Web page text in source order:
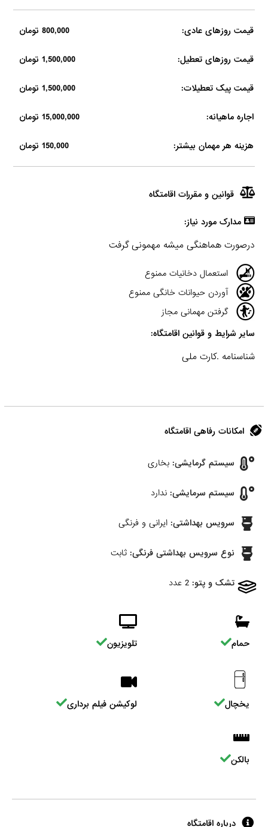
قیمت روزهای عادی: 800,000 تومان
قیمت روزهای تعطیل: 1,500,000 تومان
قیمت پیک تعطیلات: 1,500,000 تومان
اجاره ماهیانه: 15,000,000 تومان
هزینه هر مهمان بیشتر: 150,000 تومان
قوانین و مقررات اقامتگاه
مدارک مورد نیاز:
درصورت هماهنگی میشه مهمونی گرفت
استعمال دخانیات ممنوع
آوردن حیوانات خانگی ممنوع
گرفتن مهمانی مجاز
سایر شرایط و قوانین اقامتگاه:
شناسنامه .کارت ملی
امکانات رفاهی اقامتگاه
سیستم گرمایشی: بخاری
سیستم سرمایشی: ندارد
سرویس بهداشتی: ایرانی و فرنگی
نوع سرویس بهداشتی فرنگی: ثابت
تشک و پتو: 2 عدد
حمام تلویزیون
یخچال لوکیشن فیلم برداری
بالکن
درباره اقامتگاه